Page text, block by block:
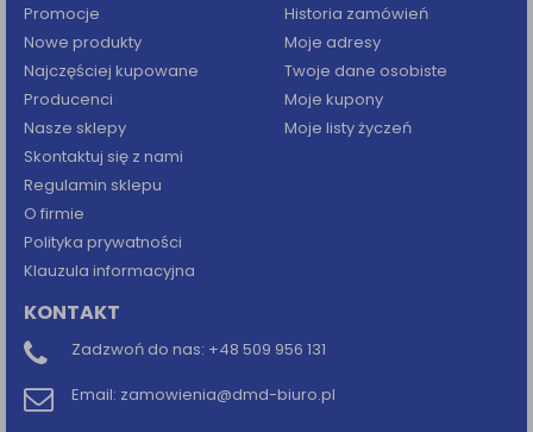
Promocje
Nowe produkty
Najczęściej kupowane
Producenci
Nasze sklepy
Skontaktuj się z nami
Regulamin sklepu
O firmie
Polityka prywatności
Klauzula informacyjna
Historia zamówień
Moje adresy
Twoje dane osobiste
Moje kupony
Moje listy życzeń
KONTAKT
Zadzwoń do nas: +48 509 956 131
Email: zamowienia@dmd-biuro.pl